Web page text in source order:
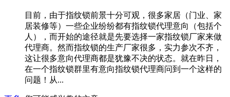
目前，由于指纹锁前景十分可观，很多家居（门业、家
居装修等）一些企业纷纷都有指纹锁代理意向（包括个
人），而开始的途径就是先要选择一家指纹锁厂家来做
代理商。然而指纹锁的生产厂家很多，实力参次不齐，
这让很多意向代理商都是犹豫不决的状态。就在昨日，
在一个指纹锁群里有意向指纹锁代理商问到一个这样的
问题！从...